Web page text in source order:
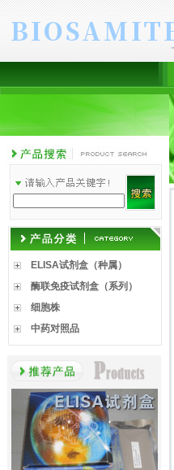
ELISA试剂盒（种属）
酶联免疫试剂盒（系列）
细胞株
中药对照品